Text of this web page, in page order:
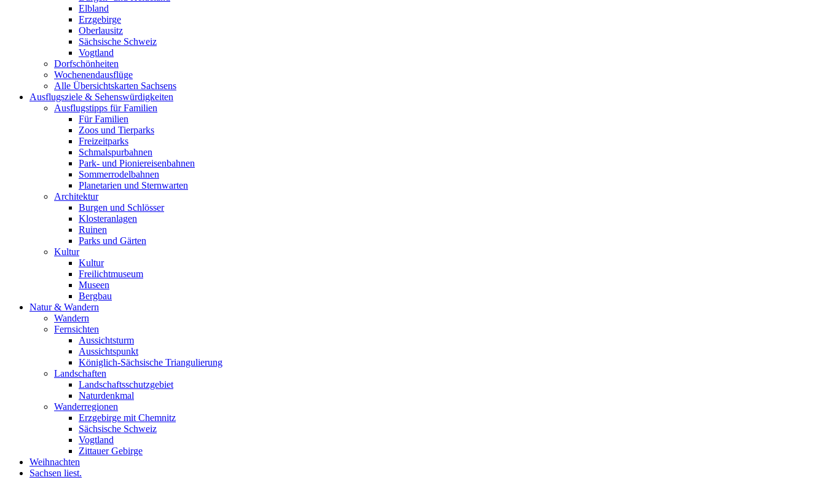
Elbland
Erzgebirge
Oberlausitz
Sächsische Schweiz
Vogtland
Dorfschönheiten
Wochenendausflüge
Alle Übersichtskarten Sachsens
Ausflugsziele & Sehenswürdigkeiten
Ausflugstipps für Familien
Für Familien
Zoos und Tierparks
Freizeitparks
Schmalspurbahnen
Park- und Pioniereisenbahnen
Sommerrodelbahnen
Planetarien und Sternwarten
Architektur
Burgen und Schlösser
Klosteranlagen
Ruinen
Parks und Gärten
Kultur
Kultur
Freilichtmuseum
Museen
Bergbau
Natur & Wandern
Wandern
Fernsichten
Aussichtsturm
Aussichtspunkt
Königlich-Sächsische Triangulierung
Landschaften
Landschaftsschutzgebiet
Naturdenkmal
Wanderregionen
Erzgebirge mit Chemnitz
Sächsische Schweiz
Vogtland
Zittauer Gebirge
Weihnachten
Sachsen liest.